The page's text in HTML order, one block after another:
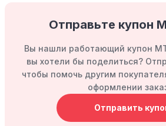
Отправьте купон
Вы нашли работающий купон
вы хотели бы поделиться?
чтобы помочь другим
оформлении
Отправить